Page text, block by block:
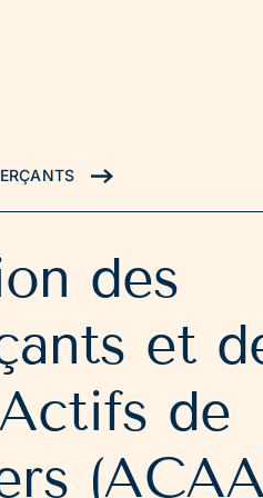
des
et
de